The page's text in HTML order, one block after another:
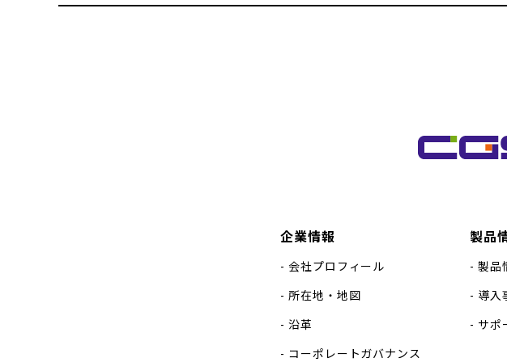
企業情報
会社プロフィール
所在地・地図
沿革
コーポレートガバナンス
製品
製品
導入
サポ